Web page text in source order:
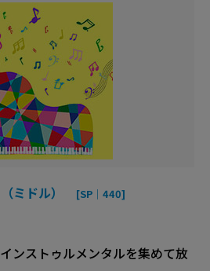
ミドル） [SP｜440]
ンストゥルメンタルを集めて放